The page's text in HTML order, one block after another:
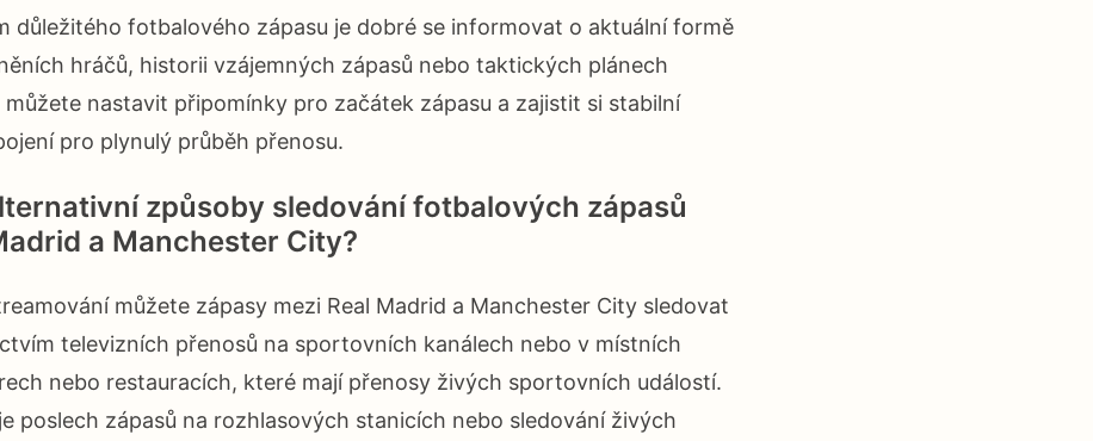
důležitého fotbalového zápasu je dobré se informovat o aktuální formě
hráčů, historii vzájemných zápasů nebo taktických plánech
můžete nastavit připomínky pro začátek zápasu a zajistit si stabilní
pro plynulý průběh přenosu.
způsoby sledování fotbalových zápasů
a Manchester City?
můžete zápasy mezi Real Madrid a Manchester City sledovat
televizních přenosů na sportovních kanálech nebo v místních
nebo restauracích, které mají přenosy živých sportovních událostí.
poslech zápasů na rozhlasových stanicích nebo sledování živých